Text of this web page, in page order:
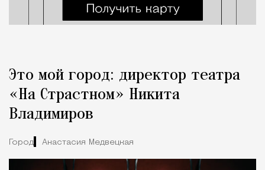
Это мой город: директор театра
«На Страстном» Никита
Владимиров
Город Анастасия Медвецкая